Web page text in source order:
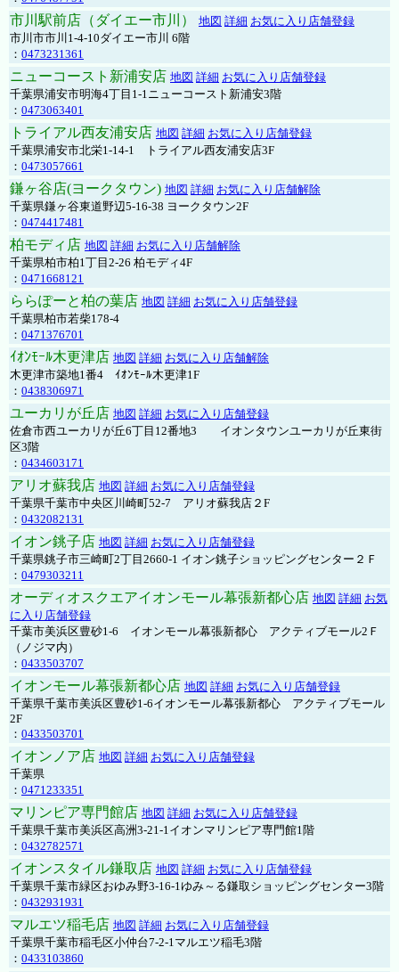
市川駅前店（ダイエー市川） 地図 詳細 お気に入り店舗登録
市川市市川1-4-10ダイエー市川 6階
： 0473231361
ニューコースト新浦安店 地図 詳細 お気に入り店舗登録
千葉県浦安市明海4丁目1-1ニューコースト新浦安3階
： 0473063401
トライアル西友浦安店 地図 詳細 お気に入り店舗登録
千葉県浦安市北栄1-14-1 トライアル西友浦安店3F
： 0473057661
鎌ヶ谷店(ヨークタウン) 地図 詳細 お気に入り店舗解除
千葉県鎌ヶ谷東道野辺5-16-38 ヨークタウン2F
： 0474417481
柏モディ店 地図 詳細 お気に入り店舗解除
千葉県柏市柏1丁目2-26 柏モディ4F
： 0471668121
ららぽーと柏の葉店 地図 詳細 お気に入り店舗登録
千葉県柏市若柴178-4
： 0471376701
ｲｵﾝﾓｰﾙ木更津店 地図 詳細 お気に入り店舗解除
木更津市築地1番4 ｲｵﾝﾓｰﾙ木更津1F
： 0438306971
ユーカリが丘店 地図 詳細 お気に入り店舗登録
佐倉市西ユーカリが丘6丁目12番地3 イオンタウンユーカリが丘東街
区3階
： 0434603171
アリオ蘇我店 地図 詳細 お気に入り店舗登録
千葉県千葉市中央区川崎町52-7 アリオ蘇我店２F
： 0432082131
イオン銚子店 地図 詳細 お気に入り店舗登録
千葉県銚子市三崎町2丁目2660-1 イオン銚子ショッピングセンター２Ｆ
： 0479303211
オーディオスクエアイオンモール幕張新都心店 地図 詳細 お気
に入り店舗登録
千葉市美浜区豊砂1-6 イオンモール幕張新都心 アクティブモール2Ｆ
（ノジマ内）
： 0433503707
イオンモール幕張新都心店 地図 詳細 お気に入り店舗登録
千葉県千葉市美浜区豊砂1-6イオンモール幕張新都心 アクティブモール
2F
： 0433503701
イオンノア店 地図 詳細 お気に入り店舗登録
千葉県
： 0471233351
マリンピア専門館店 地図 詳細 お気に入り店舗登録
千葉県千葉市美浜区高洲3-21-1イオンマリンピア専門館1階
： 0432782571
イオンスタイル鎌取店 地図 詳細 お気に入り店舗登録
千葉県千葉市緑区おゆみ野3-16-1ゆみ～る鎌取ショッピングセンター3階
： 0432931931
マルエツ稲毛店 地図 詳細 お気に入り店舗登録
千葉県千葉市稲毛区小仲台7-2-1マルエツ稲毛3階
： 0433103860